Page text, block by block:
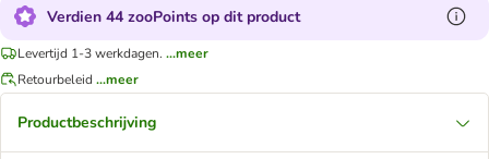
Verdien 44 zooPoints op dit product
Levertijd 1-3 werkdagen. ...meer
Retourbeleid ...meer
Productbeschrijving